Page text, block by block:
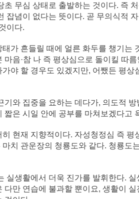
초 무심 상태로 출발하는 것이다. 즉
잡념이 없다는 뜻이다. 곧 무의식적
이다.
가 흔들릴 때에 얼른 화두를 챙기
마음·참 나 즉 평상심으로 돌이킬 따
야 할 경우도 있겠지만, 어쨌든 평
기와 집중을 요하는 데다가, 의도적
짧은 시일 안에 공부를 마쳐보겠다고
현재 지향적이다. 자성청정심 즉
치 관운장의 청룡도와 같다. 청룡
실생활에서 더욱 진가를 발휘한다.
다만 연습에 불과할 뿐이요, 생활이